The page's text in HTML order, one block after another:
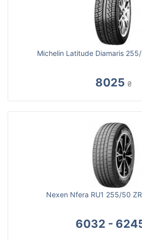
Michelin Latitude Diamaris
8025 ₴
Nexen Nfera RU1 255/50
6032 -